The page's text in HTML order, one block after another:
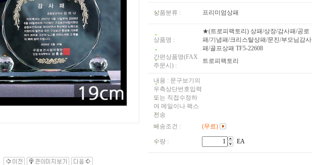
상품분류 : 프리미엄상패
상품명 :
★(트로피팩토리) 상패/상장/감사패/공로
패/기념패/크리스탈상패/문진/부모님감사
패/골프상패 TF5-22608
간편상품명(FAX
주문시) :
트로피팩토리
내용 : 문구보기의
우측상단번호입력
또는 직접수정하
여 메일이나 팩스
전송
배송조건 :
(무료)
수량 : EA